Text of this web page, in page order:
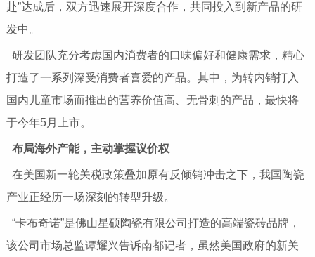
赴”达成后，双方迅速展开深度合作，共同投入到新产品的研
发中。
研发团队充分考虑国内消费者的口味偏好和健康需求，精心
打造了一系列深受消费者喜爱的产品。其中，为转内销打入
国内儿童市场而推出的营养价值高、无骨刺的产品，最快将
于今年5月上市。
布局海外产能，主动掌握议价权
在美国新一轮关税政策叠加原有反倾销冲击之下，我国陶瓷
产业正经历一场深刻的转型升级。
“卡布奇诺”是佛山星硕陶瓷有限公司打造的高端瓷砖品牌，
该公司市场总监谭耀兴告诉南都记者，虽然美国政府的新关